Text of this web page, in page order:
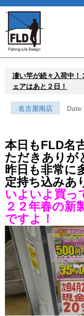
凄い竿が続々入荷中！
ェアはあと２日！
名古屋南店
本日もFLD名
ただきありが
昨日も非常に
定持ち込みあ
いよいよ買っ
２２年春の新
ですよ！